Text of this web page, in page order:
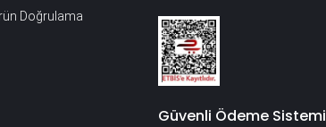
Doğrulama
Güvenli Ödeme Sistemi